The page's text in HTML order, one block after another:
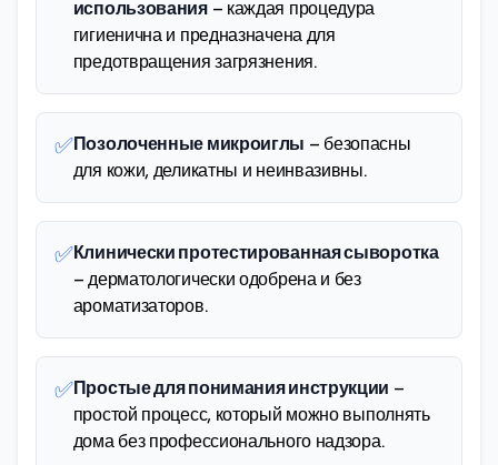
использования– каждая процедура
гигиенична и предназначена для
предотвращения загрязнения.
✅Позолоченные микроиглы – безопасны
для кожи, деликатны и неинвазивны.
✅Клинически протестированная сыворотка
– дерматологически одобрена и без
ароматизаторов.
✅Простые для понимания инструкции –
простой процесс, который можно выполнять
дома без профессионального надзора.